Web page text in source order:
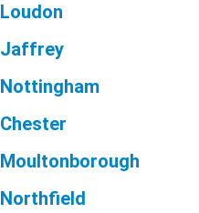
Loudon
Jaffrey
Nottingham
Chester
Moultonborough
Northfield